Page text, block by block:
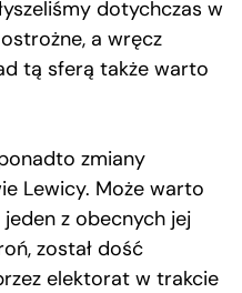
dotychczas w
a wręcz
tą sferą także warto
zmiany
Lewicy. Może warto
z obecnych jej
został dość
elektorat w trakcie